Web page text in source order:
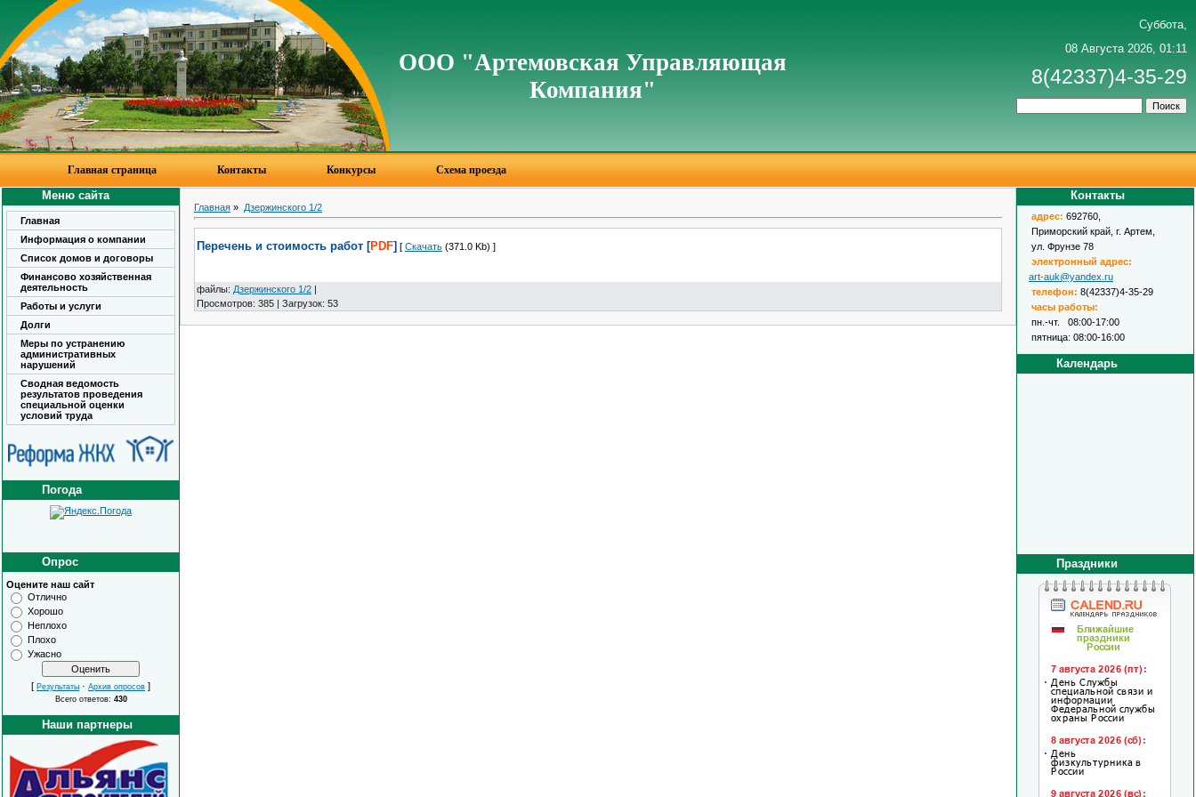
ООО "Артемовская Управляющая
Компания"
Суббота,
08 Августа 2026, 01:11
8(42337)4-35-29
Главная страница Контакты Конкурсы Схема проезда
Меню сайта
Главная
Информация о компании
Список домов и договоры
Финансово хозяйственная
деятельность
Работы и услуги
Долги
Меры по устранению
административных
нарушений
Сводная ведомость
результатов проведения
специальной оценки
условий труда
Погода
Опрос
Оцените наш сайт
Отлично
Хорошо
Неплохо
Плохо
Ужасно
[ Результаты · Архив опросов ]
Всего ответов: 430
Наши партнеры
Главная » Дзержинского 1/2
Перечень и стоимость работ [PDF] [ Скачать (371.0 Kb) ]
файлы: Дзержинского 1/2 |
Просмотров: 385 | Загрузок: 53
Контакты
адрес: 692760,
Приморский край, г. Артем,
ул. Фрунзе 78
электронный адрес:
art-auk@yandex.ru
телефон: 8(42337)4-35-29
часы работы:
пн.-чт. 08:00-17:00
пятница: 08:00-16:00
Календарь
Праздники